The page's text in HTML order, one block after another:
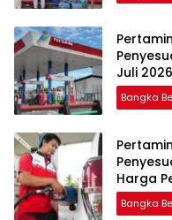
Juli 2026
Bangka
Harga
Bangka